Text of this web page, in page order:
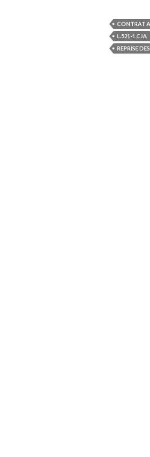
CONTRAT
L.521-1 CJA
REPRISE